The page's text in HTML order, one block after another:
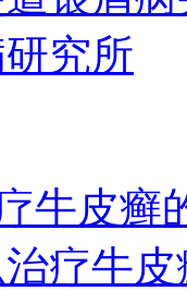
究所
牛皮癣
疗牛皮